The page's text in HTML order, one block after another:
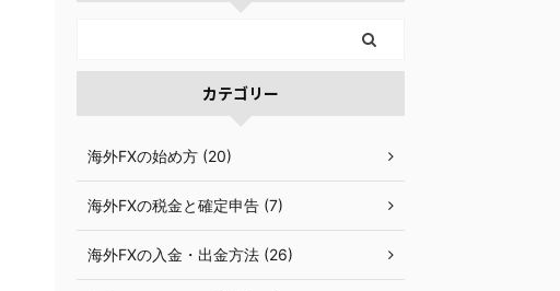
カテゴリー
海外FXの始め方 (20)
海外FXの税金と確定申告 (7)
海外FXの入金・出金方法 (26)